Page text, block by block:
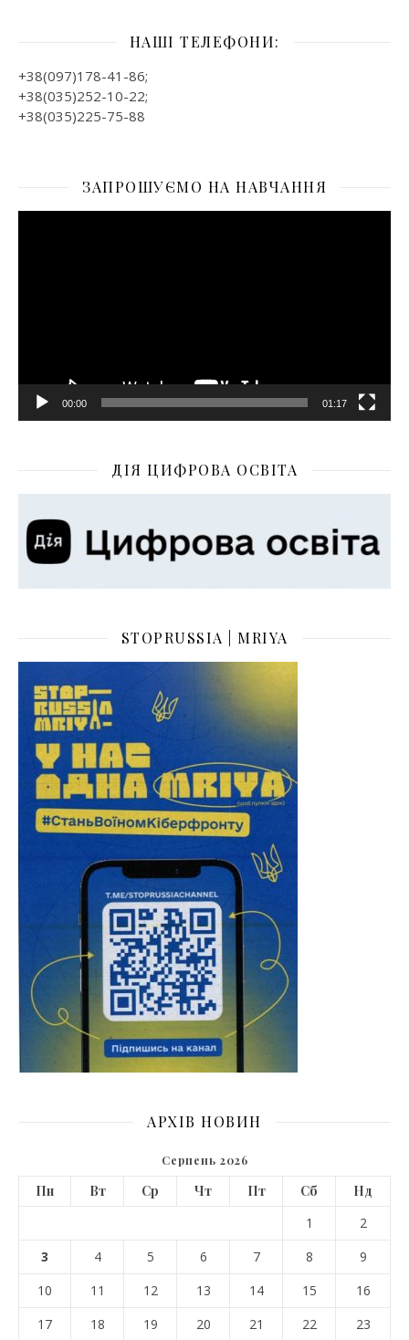
НАШІ ТЕЛЕФОНИ:
+38(097)178-41-86;
+38(035)252-10-22;
+38(035)225-75-88
ЗАПРОШУЄМО НА НАВЧАННЯ
00:00 01:17
ДІЯ ЦИФРОВА ОСВІТА
STOPRUSSIA | MRIYA
АРХІВ НОВИН
Серпень 2026
Пн Вт Ср Чт Пт Сб
Нд
1
2
3
4 5 6 7 8
9
10
11 12 13 14 15
16
17
18 19 20 21 22 23